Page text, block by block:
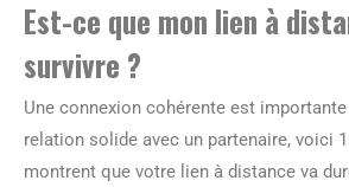
Est-ce que mon lien à
survivre ?
Une connexion cohérente est
relation solide avec un partenaire, voici
montrent que votre lien à distance va